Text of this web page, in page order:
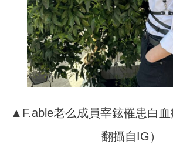
▲F.able老么成員宰鉉罹患白
翻攝自IG）